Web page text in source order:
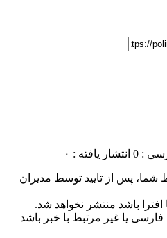
: 0 انتشار یافته : ۰
پس از تایید توسط مدیران
باشد منتشر نخواهد شد.
فارسی یا غیر مرتبط با خبر باشد